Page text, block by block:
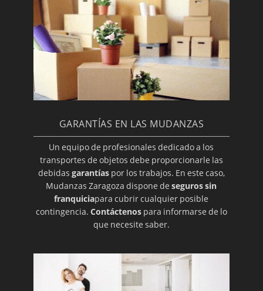
GARANTÍAS EN LAS MUDANZAS
Un equipo de profesionales dedicado a los
transportes de objetos debe proporcionarle las
debidas garantíaspor los trabajos. En este caso,
Mudanzas Zaragoza dispone deseguros sin
franquiciapara cubrir cualquier posible
contingencia. Contáctenospara informarse de lo
que necesite saber.